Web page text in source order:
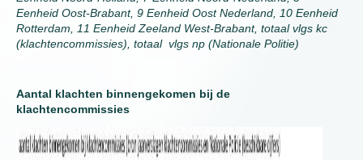
Eenheid Oost-Brabant, 9 Eenheid Oost Nederland, 10 Eenheid
Rotterdam, 11 Eenheid Zeeland West-Brabant, totaal vlgs kc
(klachtencommissies), totaal vlgs np (Nationale Politie)
Aantal klachten binnengekomen bij de
klachtencommissies